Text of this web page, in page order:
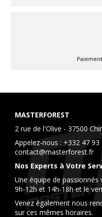
MASTERFOREST
2 rue de l'Olive - 37500
Appelez-nous : +332 47 93
contact@masterforest.fr
Nos Experts à Votre
Une équipe de
9h-12h et 14h-18h et le
Venez également nous
sur ces mêmes horaires.